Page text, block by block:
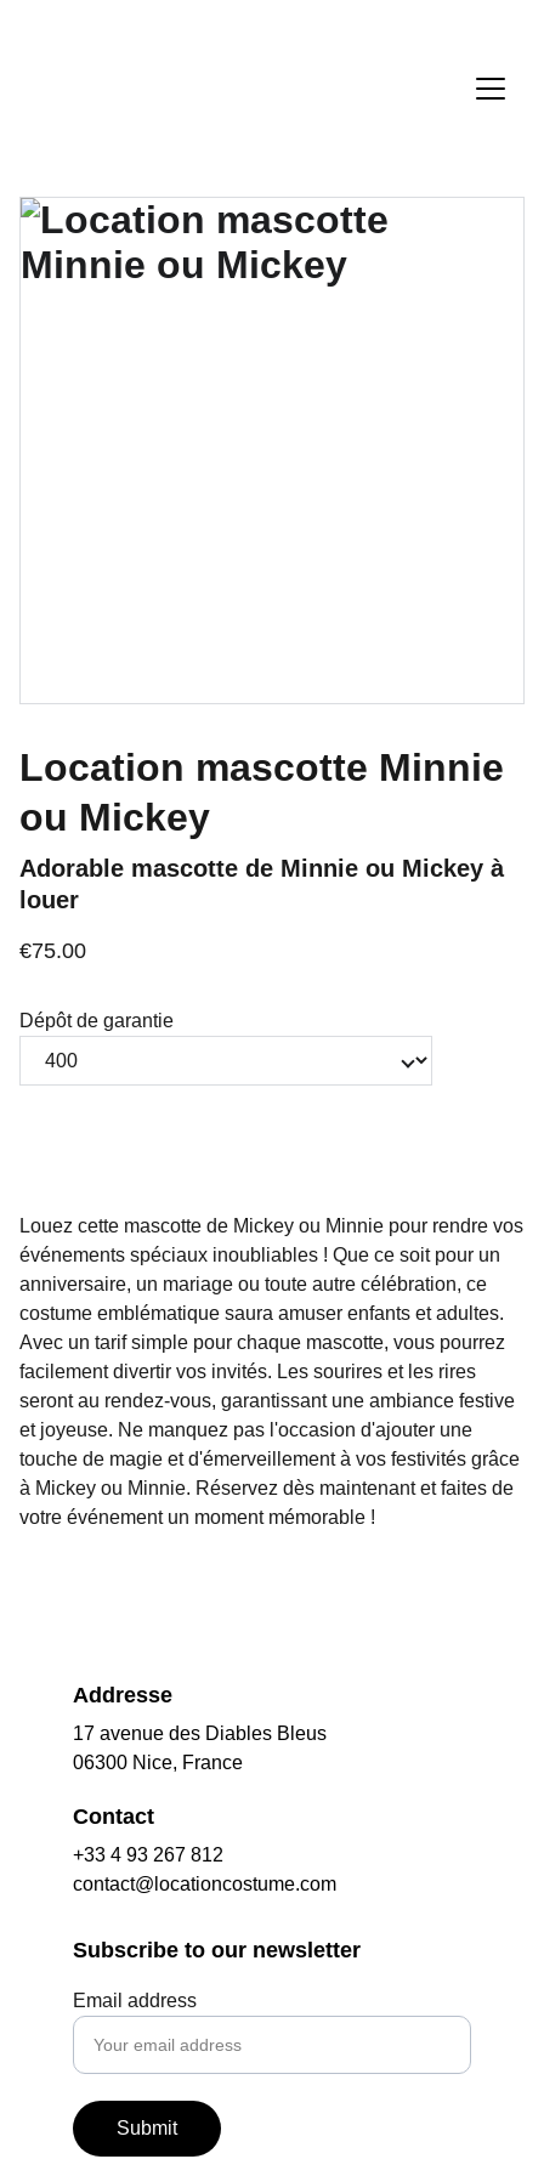
Location mascotte Minnie
ou Mickey
Adorable mascotte de Minnie ou Mickey à
louer
€75.00
Dépôt de garantie
Louez cette mascotte de Mickey ou Minnie pour rendre vos
événements spéciaux inoubliables ! Que ce soit pour un
anniversaire, un mariage ou toute autre célébration, ce
costume emblématique saura amuser enfants et adultes.
Avec un tarif simple pour chaque mascotte, vous pourrez
facilement divertir vos invités. Les sourires et les rires
seront au rendez-vous, garantissant une ambiance festive
et joyeuse. Ne manquez pas l'occasion d'ajouter une
touche de magie et d'émerveillement à vos festivités grâce
à Mickey ou Minnie. Réservez dès maintenant et faites de
votre événement un moment mémorable !
Addresse
17 avenue des Diables Bleus
06300 Nice, France
Contact
+33 4 93 267 812
contact@locationcostume.com
Subscribe to our newsletter
Email address
Submit